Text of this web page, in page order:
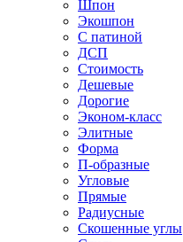
Шпон
Экошпон
С патиной
ДСП
Стоимость
Дешевые
Дорогие
Эконом-класс
Элитные
Форма
П-образные
Угловые
Прямые
Радиусные
Скошенные углы